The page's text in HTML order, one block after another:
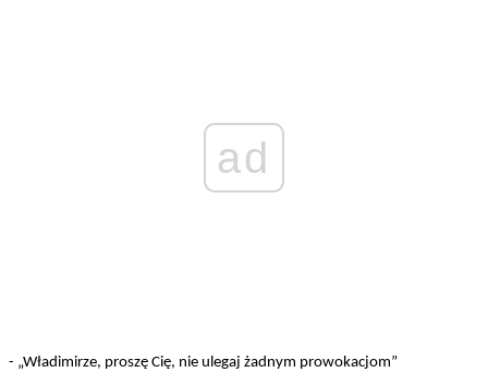
ad
- „Władimirze, proszę Cię, nie ulegaj żadnym prowokacjom”